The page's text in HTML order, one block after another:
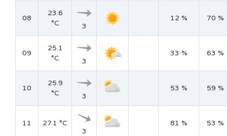
08
23.6
°C
3
12 % 70 %
09
25.1
°C
3
33 % 63 %
10
25.9
°C
3
53 % 59 %
11
27.1 °C
3
81 % 53 %